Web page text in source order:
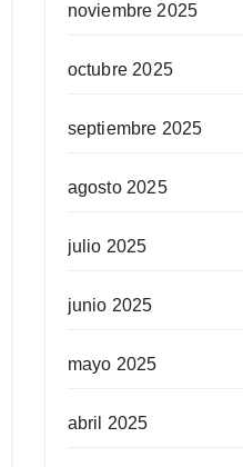
noviembre 2025
octubre 2025
septiembre 2025
agosto 2025
julio 2025
junio 2025
mayo 2025
abril 2025